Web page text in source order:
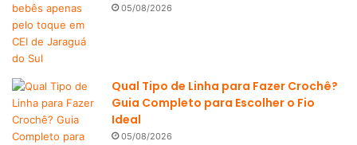
05/08/2026
Qual Tipo de Linha para Fazer Crochê?
Guia Completo para Escolher o Fio
Ideal
05/08/2026